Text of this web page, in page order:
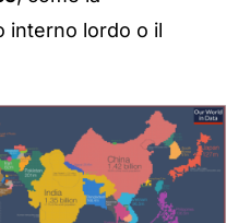
interno lordo o il